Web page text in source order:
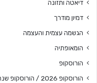
דיאטה ותזונה
דמיון מודרך
הגשמה עצמית והעצמה
הומאופתיה
הורוסקופ
הורוסקופ 2026 / הורוסקופ שנתי 2026